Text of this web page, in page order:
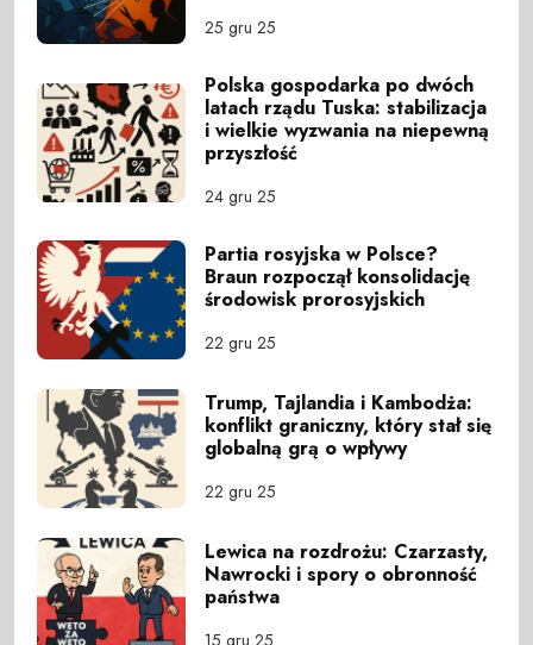
25 gru 25
Polska gospodarka po dwóch
latach rządu Tuska: stabilizacja
i wielkie wyzwania na niepewną
przyszłość
24 gru 25
Partia rosyjska w Polsce?
Braun rozpoczął konsolidację
środowisk prorosyjskich
22 gru 25
Trump, Tajlandia i Kambodża:
konflikt graniczny, który stał się
globalną grą o wpływy
22 gru 25
Lewica na rozdrożu: Czarzasty,
Nawrocki i spory o obronność
państwa